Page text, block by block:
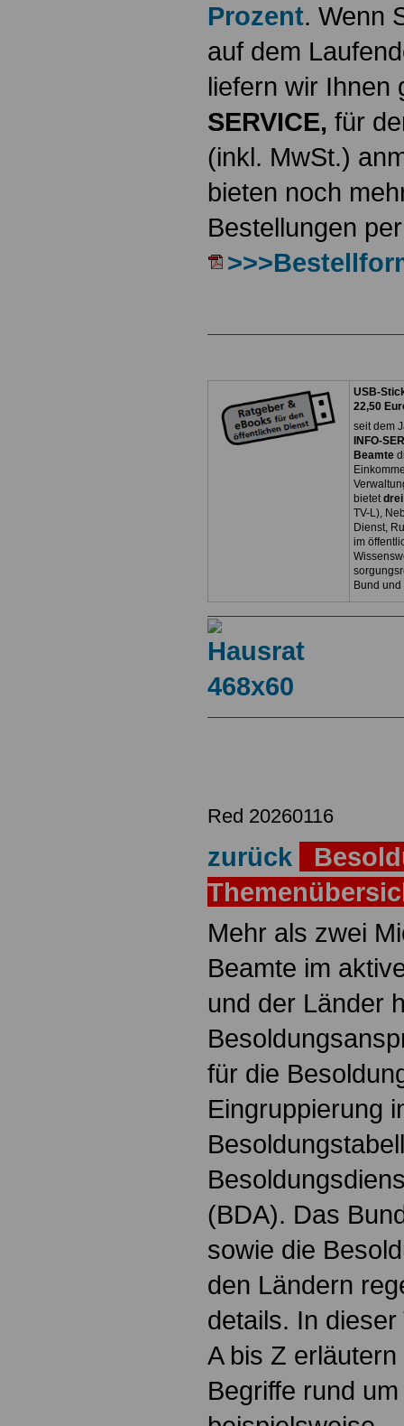
Prozent. Wenn
auf dem
liefern wir
SERVICE, für
(inkl. MwSt.)
bieten noch
Bestellungen
USB-
22,50
seit dem
INFO-
Beamte
bietet
TV-L),
Dienst,
im
Bund
Red 20260116
zurück
Mehr als zwei
Beamte im
und der Länder
für die
Eingruppierung
(BDA). Das
sowie die
den Ländern
details. In
A bis Z
Begriffe rund